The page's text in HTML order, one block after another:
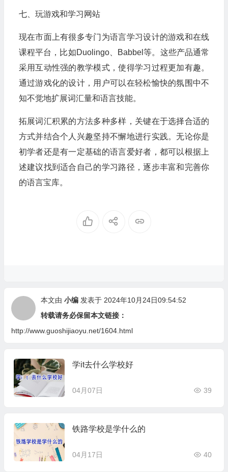
七、玩游戏和学习网站
现在市面上有很多专门为语言学习设计的游戏和在线
课程平台，比如Duolingo、Babbel等。这些产品通常
采用互动性强的教学模式，使得学习过程更加有趣。
通过游戏化的设计，用户可以在轻松愉快的氛围中不
知不觉地扩展词汇量和语言技能。
拓展词汇积累的方法多种多样，关键在于选择合适的
方式并结合个人兴趣坚持不懈地进行实践。无论你是
初学者还是有一定基础的语言爱好者，都可以根据上
述建议找到适合自己的学习路径，逐步丰富和完善你
的语言宝库。
本文由 小编发表于 2024年10月24日09:54:52
转载请务必保留本文链接：
http://www.guoshijiaoyu.net/1604.html
学it去什么学校好
04月07日 39
铁路学校是学什么的
04月17日 40